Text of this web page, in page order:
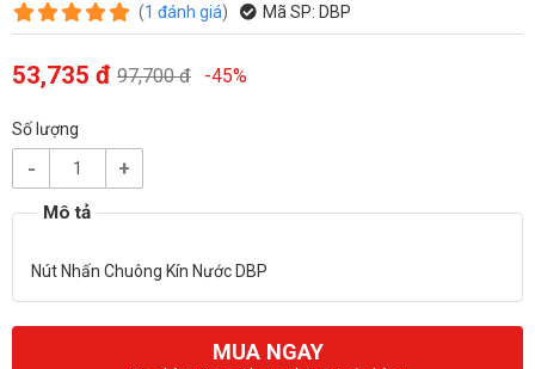
(1 đánh giá) Mã SP: DBP
53,735 đ 97,700 đ -45%
Số lượng
- +
MUA NGAY